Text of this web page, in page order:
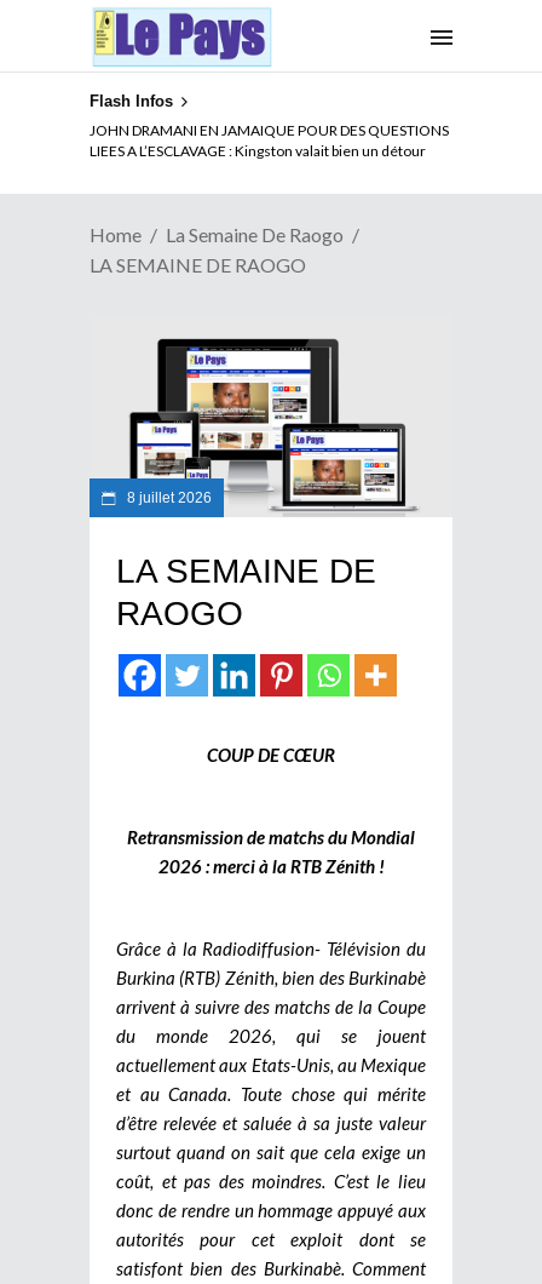
Flash Infos
JOHN DRAMANI EN JAMAIQUE POUR DES QUESTIONS
LIEES A L’ESCLAVAGE : Kingston valait bien un détour
Home
La Semaine De Raogo
LA SEMAINE DE RAOGO
8 juillet 2026
LA SEMAINE DE
RAOGO
COUP DE CŒUR
Retransmission de matchs du Mondial
2026 : merci à la RTB Zénith !
Grâce à la Radiodiffusion- Télévision du
Burkina (RTB) Zénith, bien des Burkinabè
arrivent à suivre des matchs de la Coupe
du monde 2026, qui se jouent
actuellement aux Etats-Unis, au Mexique
et au Canada. Toute chose qui mérite
d’être relevée et saluée à sa juste valeur
surtout quand on sait que cela exige un
coût, et pas des moindres. C’est le lieu
donc de rendre un hommage appuyé aux
autorités pour cet exploit dont se
satisfont bien des Burkinabè. Comment